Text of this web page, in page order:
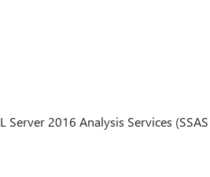
2016 Analysis Services